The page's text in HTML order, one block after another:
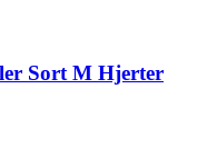
Sort M Hjerter